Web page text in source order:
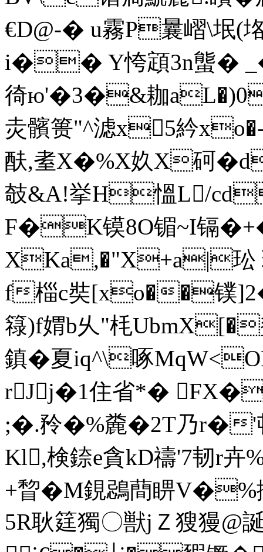
€D@-� u霧P曩嶍\垊(
i�� Y恗顁3n螚� _�'鼣
徛ю'�3�&耞
灻髕篑"^滤x5紟
酜,耊X�%X奺X砢�
攲&A!挙H慍L/
F�K镆8O镅~I镉
XKa,�"X+a|玜
f椔c奘[xo��镤]2�
簶)f媦b乆"枆UbmX[�
鎮� 夏iq^\啄
rJj�1住 省*�
;�.矝�%麊�2T乃r�'
Kl,検錼e貪kD禱'7韧r卉
+睝�M鋧鵋蕳睤V�%
5R耿筳獨〇獣jＺ獀獌@誕